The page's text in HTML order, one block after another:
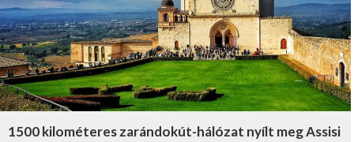
1500 kilométeres zarándokút-hálózat nyílt meg Assisi